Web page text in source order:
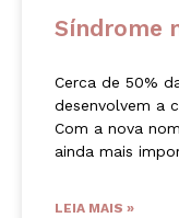
Síndrome
Cerca de 50%
desenvolvem a
Com a nova
ainda mais
LEIA MAIS »